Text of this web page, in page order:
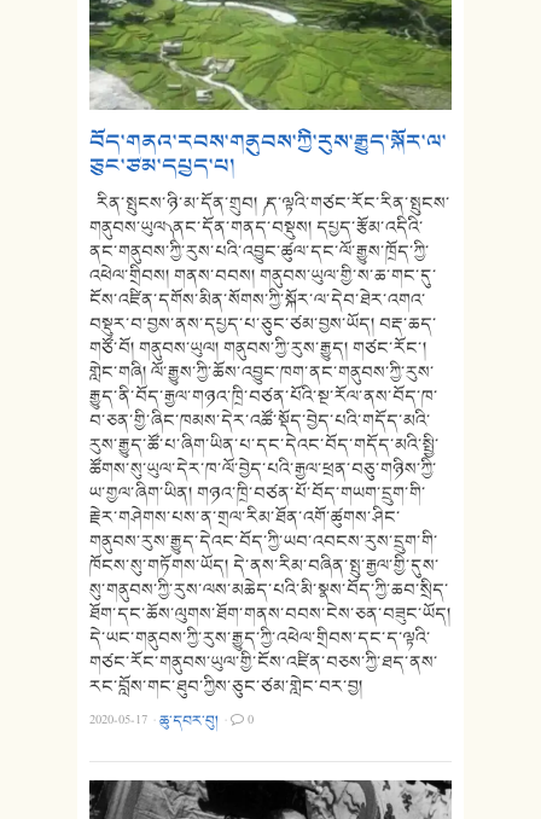
བོད་གནའ་རབས་གནུབས་ཀྱི་རུས་རྒྱུད་སྐོར་ལ་
ཅུང་ཙམ་དཔྱད་པ།
རིན་སྤུངས་ཉི་མ་དོན་གྲུབ། ༼ ད་ལྟའི་གཙང་རོང་རིན་སྤུངས་
གནུབས་ཡུལ ༽ ནང་དོན་གནད་བསྡུས། དཔྱད་རྩོམ་འདིའི་
ནང་གནུབས་ཀྱི་རུས་པའི་འབྱུང་ཚུལ་དང་ལོ་རྒྱུས་ཁྲོད་ཀྱི་
འཕེལ་གྲིབས། གནས་བབས། གནུབས་ཡུལ་གྱི་ས་ཆ་གང་དུ་
ངོས་འཛིན་དགོས་མིན་སོགས་ཀྱི་སྐོར་ལ་དེབ་ཐེར་འགའ་
བསྡུར་བ་བྱས་ནས་དཔྱད་པ་ཅུང་ཙམ་བྱས་ཡོད། བརྡ་ཆད་
གཙོ་བོ། གནུབས་ཡུལ། གནུབས་ཀྱི་རུས་རྒྱུད། གཙང་རོང་།
གླེང་གཞི། ལོ་རྒྱུས་ཀྱི་ཆོས་འབྱུང་ཁག་ནང་གནུབས་ཀྱི་རུས་
རྒྱུད་ནི་བོད་རྒྱལ་གཉའ་ཁྲི་བཙན་པོའི་སྔ་རོལ་ནས་བོད་ཁ་
བ་ཅན་གྱི་ཞིང་ཁམས་དེར་འཚོ་སྡོད་བྱེད་པའི་གདོད་མའི་
རུས་རྒྱུད་ཚོ་པ་ཞིག་ཡིན་པ་དང་དེའང་བོད་གདོད་མའི་སྤྱི་
ཚོགས་སུ་ཡུལ་དེར་ཁ་ལོ་བྱེད་པའི་རྒྱལ་ཕྲན་བཅུ་གཉིས་ཀྱི་
ཡ་གྱལ་ཞིག་ཡིན། གཉའ་ཁྲི་བཙན་པོ་བོད་གཡག་དྲུག་གི་
རྗེར་གཤེགས་པས་ན་གྲལ་རིམ་ཐོན་འགོ་ཚུགས་ཤིང་
གནུབས་རུས་རྒྱུད་དེའང་བོད་ཀྱི་ཡབ་འབངས་རུས་དྲུག་གི་
ཁོངས་སུ་གཏོགས་ཡོད། དེ་ནས་རིམ་བཞིན་སྤུ་རྒྱལ་གྱི་དུས་
སུ་གནུབས་ཀྱི་རུས་ལས་མཆེད་པའི་མི་སྣས་བོད་ཀྱི་ཆབ་སྲིད་
ཐོག་དང་ཆོས་ལུགས་ཐོག་གནས་བབས་ངེས་ཅན་བཟུང་ཡོད།
དེ་ཡང་གནུབས་ཀྱི་རུས་རྒྱུད་ཀྱི་འཕེལ་གྲིབས་དང་ད་ལྟའི་
གཙང་རོང་གནུབས་ཡུལ་གྱི་ངོས་འཛིན་བཅས་ཀྱི་ཐད་ནས་
རང་བློས་གང་ཐུབ་ཀྱིས་ཅུང་ཙམ་གླེང་བར་བྱ།
2020-05-17 ·ཆུ་དབར་བུ། · 0